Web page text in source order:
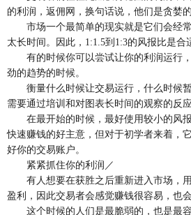
的利润，返佣网，换句话说，他们是贪婪的
市场一个最简单的现实就是它们会经常
太长时间。因此，1:1.5到1:3的风报比是合
有的时候你可以尝试让你的利润运行，
劲的趋势的时候。
衡量什么时候让交易运行，什么时候暂
需要通过培训和对图表长时间的观察的反
在最开始的时候，最好使用较小的风报
快速赚钱的好主意，但对于初学者来着，
好你的交易账户。
紧紧抓住你的利润／
有人想要在获胜之后重新进入市场，用
盈利，因此交易者会感觉赚钱很容易，也
这个时候的人们是最脆弱的，也是最容